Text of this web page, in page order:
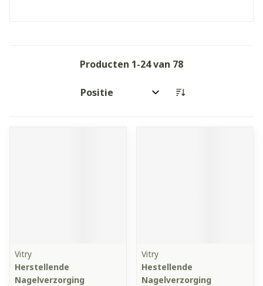
Producten 1-24van 78
Sorteer op:
Vitry
Herstellende
Nagelverzorging
Vitry
Hestellende
Nagelverzorging